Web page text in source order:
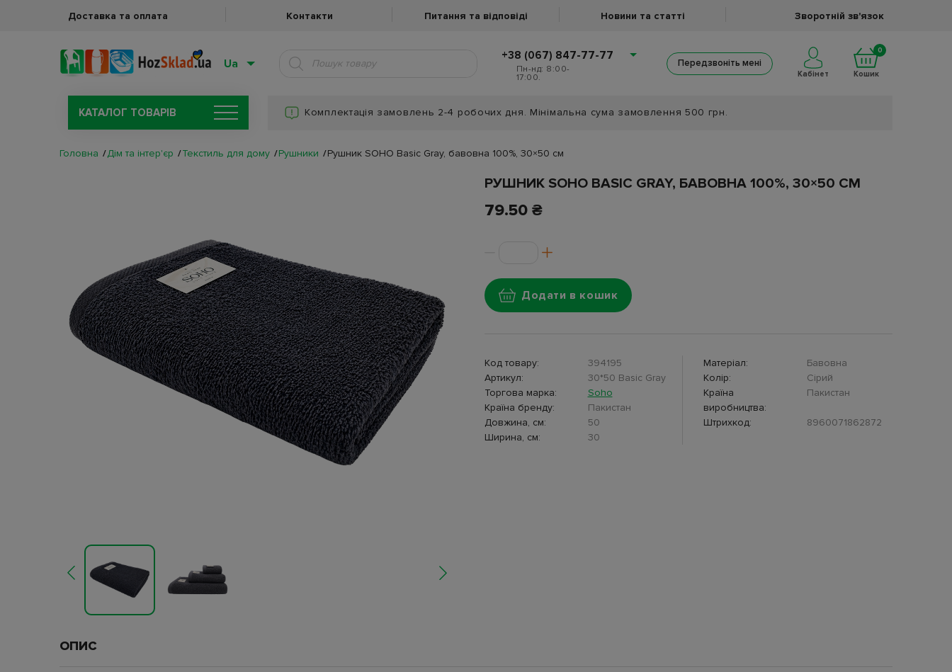
Доставка та оплата Контакти Питання та відповіді Новини та статті Зворотній зв'язок
Ua
+38 (067) 847-77-77
Пн-нд: 8:00-
17:00.
Передзвоніть мені
Кабінет
0
Кошик
КАТАЛОГ ТОВАРIВ Комплектація замовлень 2-4 робочих дня. Мінімальна сума замовлення 500 грн.
Головна Дім та інтер'єр Текстиль для дому Рушники Рушник SOHO Basic Gray, бавовна 100%, 30×50 см
РУШНИК SOHO BASIC GRAY, БАВОВНА 100%, 30×50 СМ
79.50 ₴
Додати в кошик
Код товару:
394195
Артикул:
30*50 Basic Gray
Торгова марка:
Soho
Країна бренду:
Пакистан
Довжина, см:
50
Ширина, см:
30
Матеріал:
Бавовна
Колір:
Сірий
Країна
виробництва:
Пакистан
Штрихкод: 8960071862872
ОПИС